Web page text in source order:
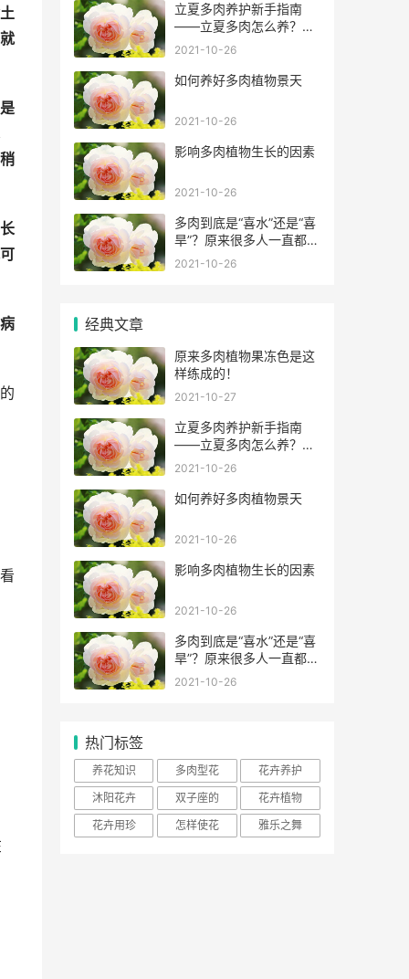
立夏多肉养护新手指南
——立夏多肉怎么养？怎
么浇水？
2021-10-26
如何养好多肉植物景天
2021-10-26
影响多肉植物生长的因素
2021-10-26
多肉到底是“喜水”还是“喜
旱”？原来很多人一直都错
了！
2021-10-26
经典文章
原来多肉植物果冻色是这
样练成的！
2021-10-27
立夏多肉养护新手指南
——立夏多肉怎么养？怎
么浇水？
2021-10-26
如何养好多肉植物景天
2021-10-26
影响多肉植物生长的因素
2021-10-26
多肉到底是“喜水”还是“喜
旱”？原来很多人一直都错
了！
2021-10-26
热门标签
养花知识 多肉型花
花卉养护
沐阳花卉
双子座的
花卉植物
花卉用珍
怎样使花 雅乐之舞